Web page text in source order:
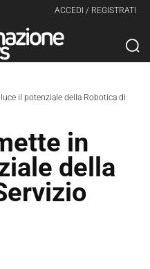
ACCEDI / REGISTRATI
il potenziale della Robotica di
in
della